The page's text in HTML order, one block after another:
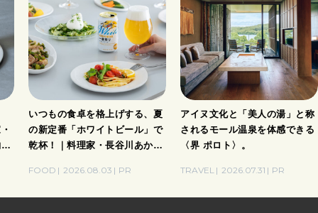
いつもの食卓を格上げする、夏
の新定番「ホワイトビール」で
乾杯！｜料理家・長谷川あかり
FOOD
2026.08.03 PR
アイヌ文化と「美人の湯」と称
されるモール温泉を体感できる
〈界 ポロト〉。
TRAVEL 2026.07.31 PR